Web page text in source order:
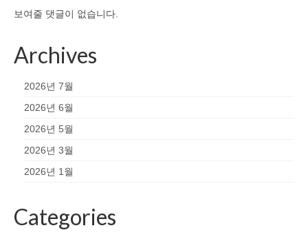
보여줄 댓글이 없습니다.
Archives
2026년 7월
2026년 6월
2026년 5월
2026년 3월
2026년 1월
Categories